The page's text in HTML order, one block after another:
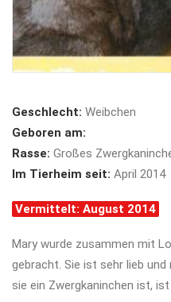
Geschlecht: Weibchen
Geboren am:
Rasse: Großes
Im Tierheim seit: April 2014
Vermittelt: August 2014
Mary wurde zusammen mit
gebracht. Sie ist sehr lieb
sie ein Zwergkaninchen ist,